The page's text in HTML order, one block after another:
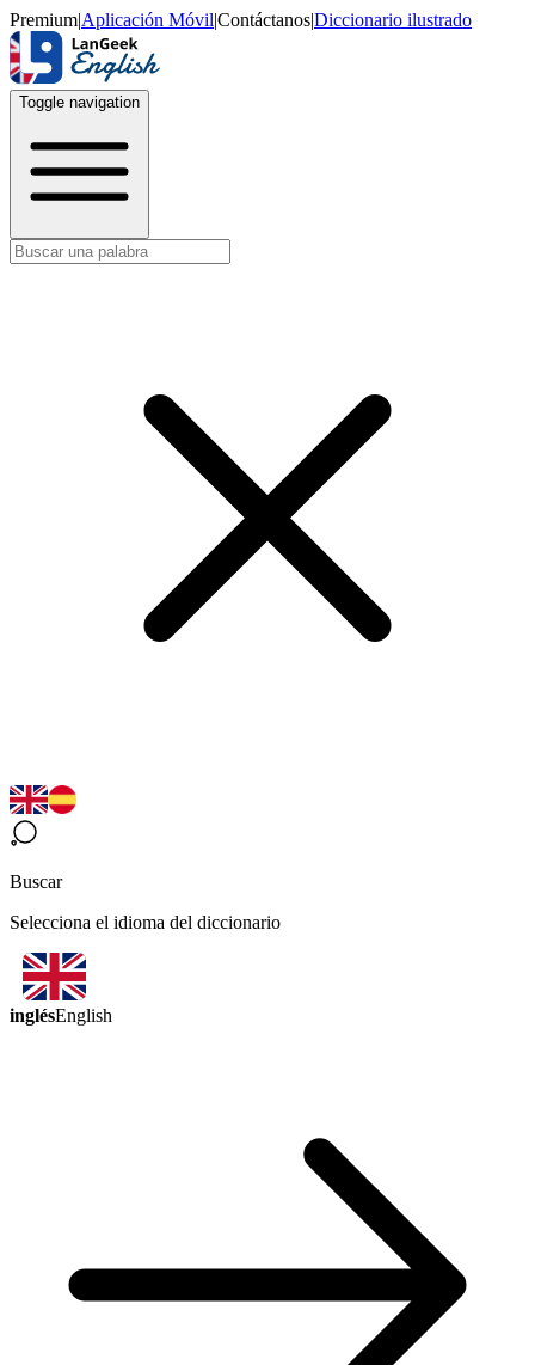
Premium|Aplicación Móvil|Contáctanos|Diccionario ilustrado
Toggle navigation
Buscar
Selecciona el idioma del diccionario
inglésEnglish